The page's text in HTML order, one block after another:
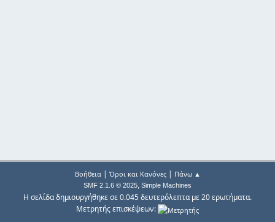
Βοήθεια| Όροι και Κανόνες| Πάνω ▲
SMF 2.1.6 © 2025, Simple Machines
Η σελίδα δημιουργήθηκε σε 0.045 δευτερόλεπτα με 20 ερωτήματα.
Μετρητής επισκέψεων: